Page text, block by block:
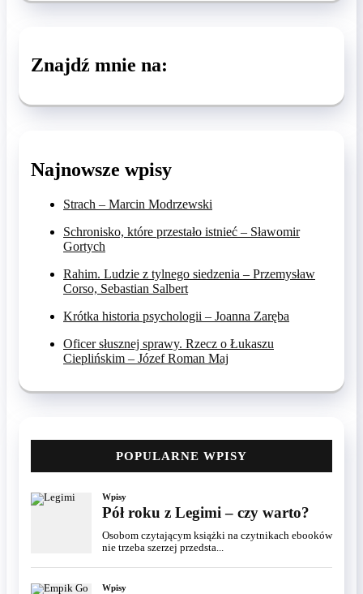
Znajdź mnie na:
Najnowsze wpisy
Strach – Marcin Modrzewski
Schronisko, które przestało istnieć – Sławomir
Gortych
Rahim. Ludzie z tylnego siedzenia – Przemysław
Corso, Sebastian Salbert
Krótka historia psychologii – Joanna Zaręba
Oficer słusznej sprawy. Rzecz o Łukaszu
Cieplińskim – Józef Roman Maj
POPULARNE WPISY
Wpisy
Pół roku z Legimi – czy warto?
Osobom czytającym książki na czytnikach ebooków
nie trzeba szerzej przedsta...
Wpisy